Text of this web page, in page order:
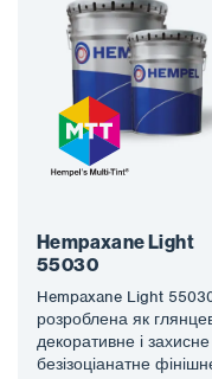
Hempaxane Light
55030
Hempaxane Light
розроблена як
декоративне і захисне
безізоціанатне